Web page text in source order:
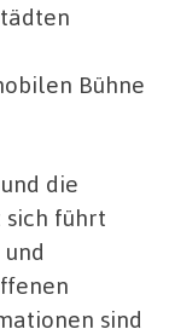
Bühne
die
sich führt
sind